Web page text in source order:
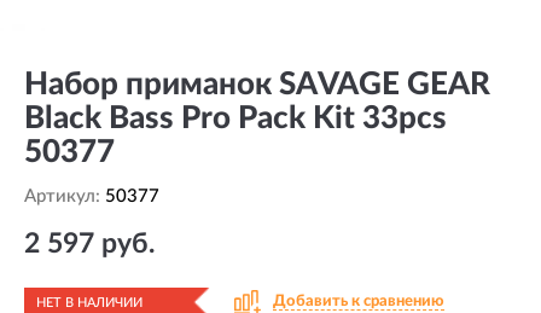
Набор приманок SAVAGE GEAR
Black Bass Pro Pack Kit 33pcs
50377
Артикул: 50377
2 597 руб.
НЕТ В НАЛИЧИИ Добавить к сравнению